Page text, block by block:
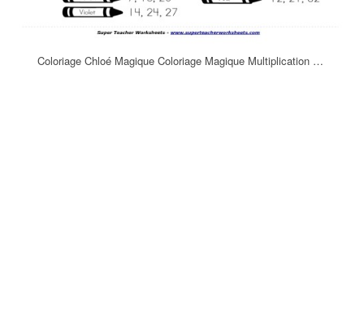
Coloriage Chloé Magique Coloriage Magique Multiplication …